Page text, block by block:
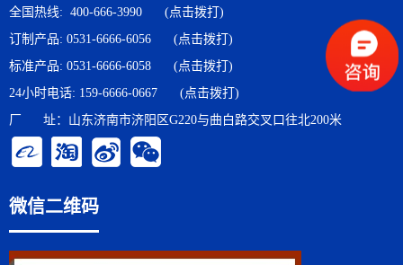
全国热线: 400-666-3990
(点击拨打)
订制产品: 0531-6666-6056
(点击拨打)
标准产品: 0531-6666-6058
(点击拨打)
24小时电话: 159-6666-0667
(点击拨打)
厂 址：山东济南市济阳区G220与曲白路交叉口往北200米
微信二维码